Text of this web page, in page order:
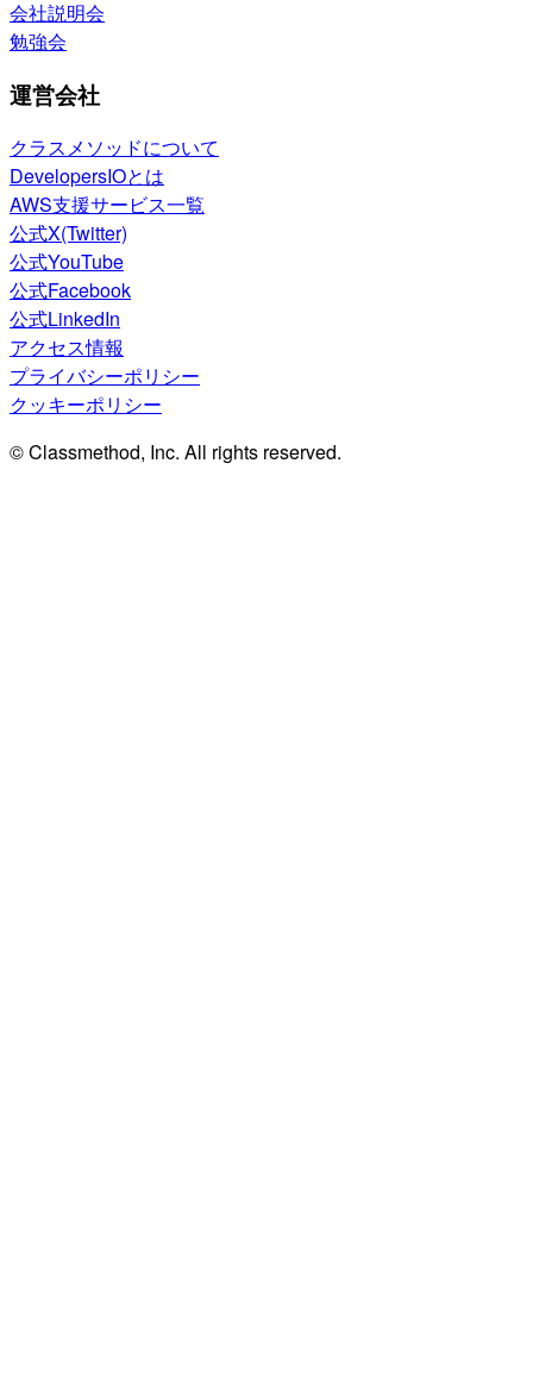
会社説明会
勉強会
運営会社
クラスメソッドについて
DevelopersIOとは
AWS支援サービス一覧
公式X(Twitter)
公式YouTube
公式Facebook
公式LinkedIn
アクセス情報
プライバシーポリシー
クッキーポリシー
© Classmethod, Inc. All rights reserved.